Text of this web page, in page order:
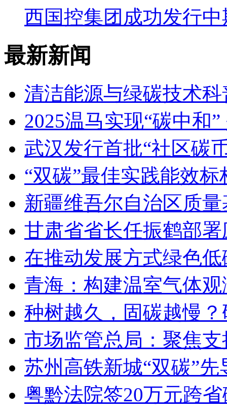
西国控集团成功发行
最新新闻
清洁能源与绿碳技术
2025温马实现“碳中和
武汉发行首批“社区碳
“双碳”最佳实践能效
新疆维吾尔自治区质
甘肃省省长任振鹤部
在推动发展方式绿色
青海：构建温室气体
种树越久，固碳越慢
市场监管总局：聚焦
苏州高铁新城“双碳”
粤黔法院签20万元跨